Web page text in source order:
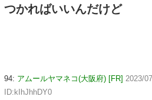
つかればいいんだけど
94: アムールヤマネコ(大阪府) [FR] 2023/
ID:kIhJhhDY0